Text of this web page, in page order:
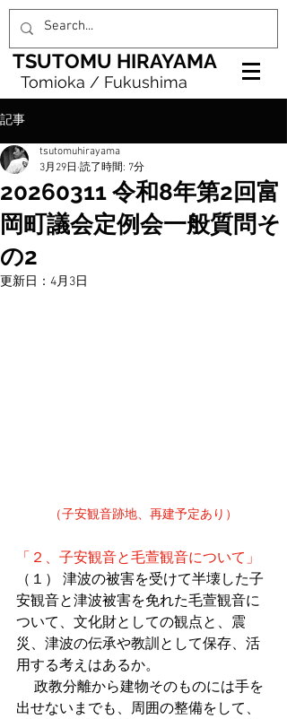
TSUTOMU HIRAYAMA
Tomioka / Fukushima
記事
20260311 令和8年第2回富
岡町議会定例会一般質問そ
の2
tsutomuhirayama
3月29日 読了時間: 7分
更新日： 4月3日
（子安観音跡地、再建予定あり）
「２、子安観音と毛萱観音について」
（１） 津波の被害を受けて半壊した子
安観音と津波被害を免れた毛萱観音に
ついて、文化財としての観点と、震
災、津波の伝承や教訓として保存、活
用する考えはあるか。
政教分離から建物そのものには手を
出せないまでも、周囲の整備をして、